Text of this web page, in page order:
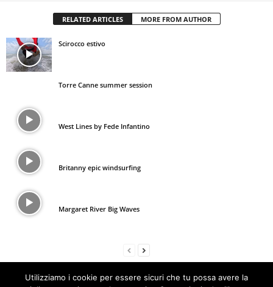
RELATED ARTICLES MORE FROM AUTHOR
Scirocco estivo
Torre Canne summer session
West Lines by Fede Infantino
Britanny epic windsurfing
Margaret River Big Waves
Utilizziamo i cookie per essere sicuri che tu possa avere la